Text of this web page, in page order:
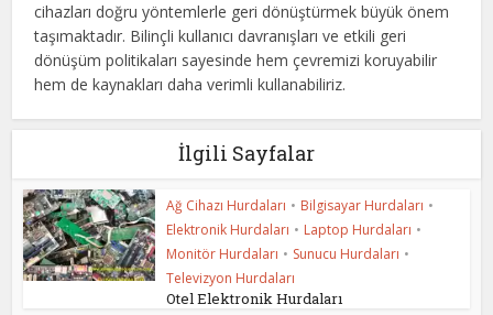
cihazları doğru yöntemlerle geri dönüştürmek büyük önem
taşımaktadır. Bilinçli kullanıcı davranışları ve etkili geri
dönüşüm politikaları sayesinde hem çevremizi koruyabilir
hem de kaynakları daha verimli kullanabiliriz.
İlgili Sayfalar
Ağ Cihazı Hurdaları • Bilgisayar Hurdaları •
Elektronik Hurdaları • Laptop Hurdaları •
Monitör Hurdaları • Sunucu Hurdaları •
Televizyon Hurdaları
Otel Elektronik Hurdaları